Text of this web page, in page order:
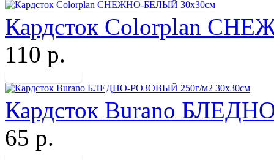
Кардсток Colorplan
110 р.
Кардсток Burano
65 р.